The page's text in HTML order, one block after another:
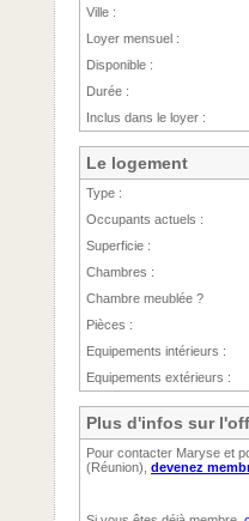
Ville :
Loyer mensuel :
Disponible :
Durée :
Inclus dans le loyer :
Le logement
Type :
Occupants actuels :
Superficie :
Chambres :
Chambre meublée ?
Pièces :
Equipements intérieurs :
Equipements extérieurs :
Plus d'infos sur
Pour contacter Maryse et
(Réunion), devenez